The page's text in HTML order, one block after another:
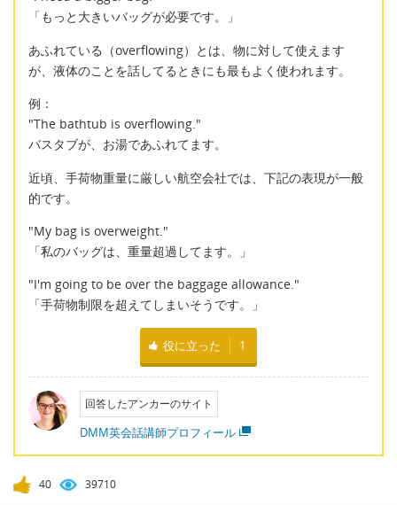
「もっと大きいバッグが必要です。」
あふれている（overflowing）とは、物に対して使えます
が、液体のことを話してるときにも最もよく使われます。
例：
"The bathtub is overflowing."
バスタブが、お湯であふれてます。
近頃、手荷物重量に厳しい航空会社では、下記の表現が一般
的です。
"My bag is overweight."
「私のバッグは、重量超過してます。」
"I'm going to be over the baggage allowance."
「手荷物制限を超えてしまいそうです。」
役に立った 1
回答したアンカーのサイト
DMM英会話講師プロフィール
40 39710